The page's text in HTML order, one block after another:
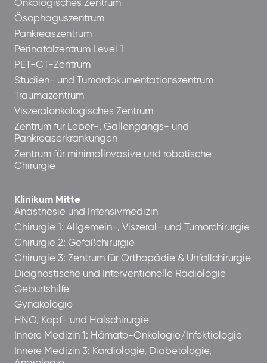
Onkologisches Zentrum
Ösophaguszentrum
Pankreaszentrum
Perinatalzentrum Level 1
PET-CT-Zentrum
Studien- und Tumordokumentationszentrum
Traumazentrum
Viszeralonkologisches Zentrum
Zentrum für Leber-, Gallengangs- und
Pankreaserkrankungen
Zentrum für minimalinvasive und robotische
Chirurgie
Klinikum Mitte
Anästhesie und Intensivmedizin
Chirurgie 1: Allgemein-, Viszeral- und Tumorchirurgie
Chirurgie 2: Gefäßchirurgie
Chirurgie 3: Zentrum für Orthopädie & Unfallchirurgie
Diagnostische und Interventionelle Radiologie
Geburtshilfe
Gynäkologie
HNO, Kopf- und Halschirurgie
Innere Medizin 1: Hämato-Onkologie/Infektiologie
Innere Medizin 3: Kardiologie, Diabetologie,